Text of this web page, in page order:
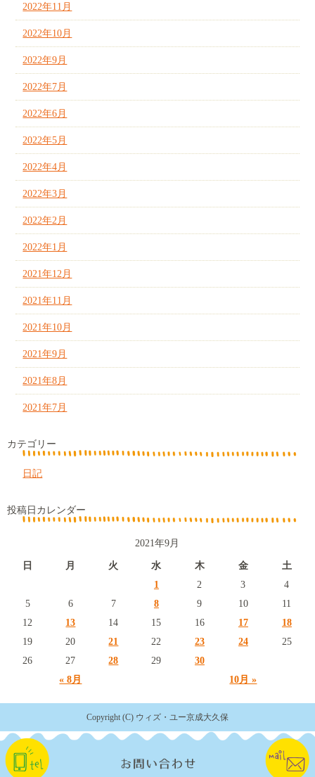
2022年11月
2022年10月
2022年9月
2022年7月
2022年6月
2022年5月
2022年4月
2022年3月
2022年2月
2022年1月
2021年12月
2021年11月
2021年10月
2021年9月
2021年8月
2021年7月
カテゴリー
日記
投稿日カレンダー
2021年9月
日 月 火 水 木 金 土
« 8月 10月 »
1 2 3
4
5
6 7 8 9 10
11
12
13 14 15 16 17
18
19
20 21 22 23 24
25
26
27 28 29 30
Copyright (C) ウィズ・ユー京成大久保